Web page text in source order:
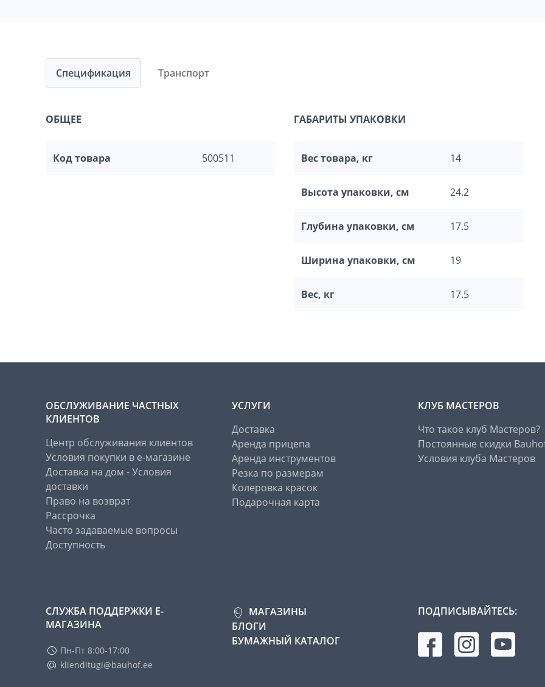
Спецификация
ОБЩЕЕ
Код товара 500511
ГАБАРИТЫ УПАКОВКИ
Вес товара, кг 14
Высота упаковки, см 24.2
Глубина упаковки, см 17.5
Ширина упаковки, см 19
Вес, кг 17.5
Транспорт
ОБСЛУЖИВАНИЕ ЧАСТНЫХ
КЛИЕНТОВ
Центр обслуживания клиентов
Условия покупки в е-магазине
Доставка на дом - Условия
доставки
Право на возврат
Рассрочка
Часто задаваемые вопросы
Доступность
УСЛУГИ
Доставка
Аренда прицепа
Аренда инструментов
Резка по размерам
Колеровка красок
Подарочная карта
КЛУБ МАСТЕРОВ
Что такое клуб Мастеров?
Постоянные скидки
Условия клуба Мастеров
СЛУЖБА ПОДДЕРЖКИ Е-
МАГАЗИНА
Пн-Пт 8:00-17:00
klienditugi@bauhof.ee
МАГАЗИНЫ
БЛОГИ
БУМАЖНЫЙ КАТАЛОГ
ПОДПИСЫВАЙТЕСЬ: